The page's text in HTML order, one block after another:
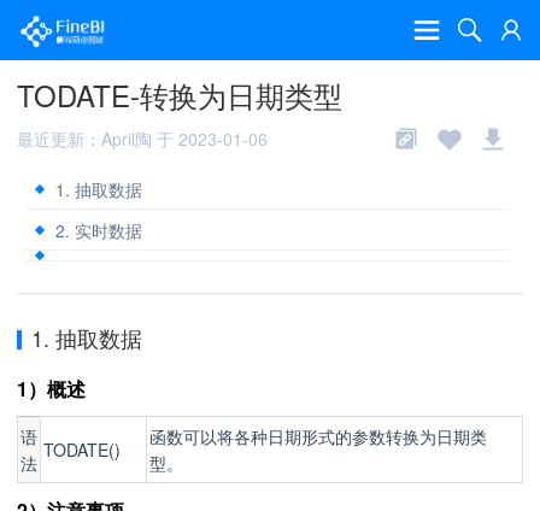
TODATE-转换为日期类型
最近更新：April陶 于 2023-01-06
1. 抽取数据
2. 实时数据
1. 抽取数据
1）概述
语
法
TODATE()
函数可以将各种日期形式的参数转换为日期类
型。